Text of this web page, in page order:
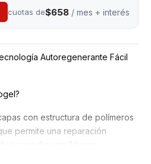
cuotas de$658 / mes + interés
Autoregenerante Fácil
con estructura de polímeros
permite una reparación
de golpes, debido a su